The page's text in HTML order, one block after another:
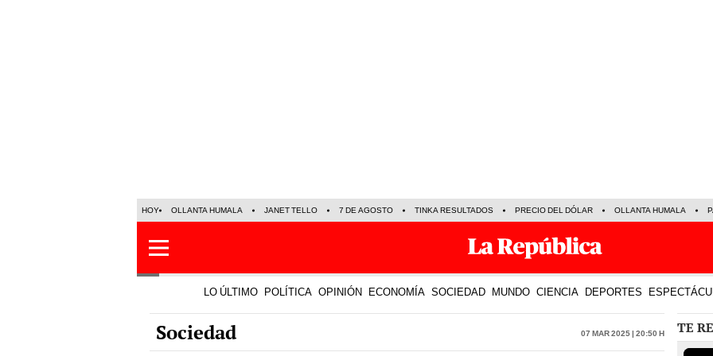
HOY OLLANTA HUMALA JANET TELLO 7 DE AGOSTO TINKA RESULTADOS PRECIO DEL DÓLAR OLLANTA HUMALA
LO ÚLTIMO POLÍTICA OPINIÓN ECONOMÍA SOCIEDAD MUNDO CIENCIA DEPORTES
Sociedad 07 Mar 2025 | 20:50 h TE